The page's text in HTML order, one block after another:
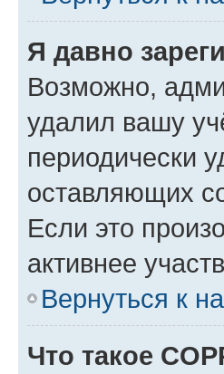
Я давно
Возможно,
удалил вашу
периодически
оставляющих
Если это
активнее
Вернуться к
Что такое